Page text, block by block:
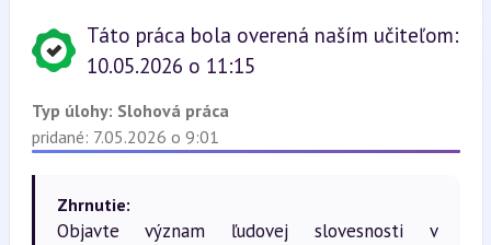
Táto práca bola overená naším učiteľom:
10.05.2026 o 11:15
Typ úlohy: Slohová práca
pridané: 7.05.2026 o 9:01
Zhrnutie:
Objavte význam ľudovej slovesnosti v